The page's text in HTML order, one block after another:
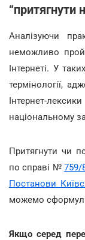
“притягнути
Аналізуючи
неможливо
Інтернеті. У
термінології,
Інтернет-
національному
Притягнути чи
по справі №759/
Постанови
можемо
Якщо серед